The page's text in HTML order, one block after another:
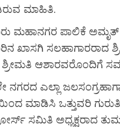
ಮಾಹಿತಿ.
ಮಹಾನಗರ ಪಾಲಿಕೆ
ಖಾಸಗಿ
ಶ್ರೀಮತಿ ಆಶಾರವರೊಂದಿಗೆ
ನಗರದ ಎಲ್ಲಾ
ಮಾಡಿಸಿ ಒತ್ತುವರಿ
ಸಮಿತಿ ಅಧ್ಯಕ್ಷರಾದ